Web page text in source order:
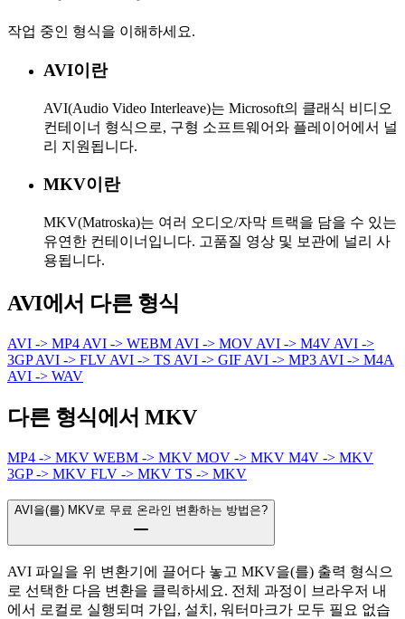
작업 중인 형식을 이해하세요.
AVI이란
AVI(Audio Video Interleave)는 Microsoft의 클래식 비디오
컨테이너 형식으로, 구형 소프트웨어와 플레이어에서 널
리 지원됩니다.
MKV이란
MKV(Matroska)는 여러 오디오/자막 트랙을 담을 수 있는
유연한 컨테이너입니다. 고품질 영상 및 보관에 널리 사
용됩니다.
AVI에서 다른 형식
AVI -> MP4 AVI -> WEBM AVI -> MOV AVI -> M4V AVI ->
3GPAVI -> FLV AVI -> TS AVI -> GIF AVI -> MP3 AVI -> M4A
AVI -> WAV
다른 형식에서 MKV
MP4 -> MKV WEBM -> MKV MOV -> MKV M4V -> MKV
3GP -> MKV FLV -> MKV TS -> MKV
AVI을(를) MKV로 무료 온라인 변환하는 방법은?
AVI 파일을 위 변환기에 끌어다 놓고 MKV을(를) 출력 형식으
로 선택한 다음 변환을 클릭하세요. 전체 과정이 브라우저 내
에서 로컬로 실행되며 가입, 설치, 워터마크가 모두 필요 없습